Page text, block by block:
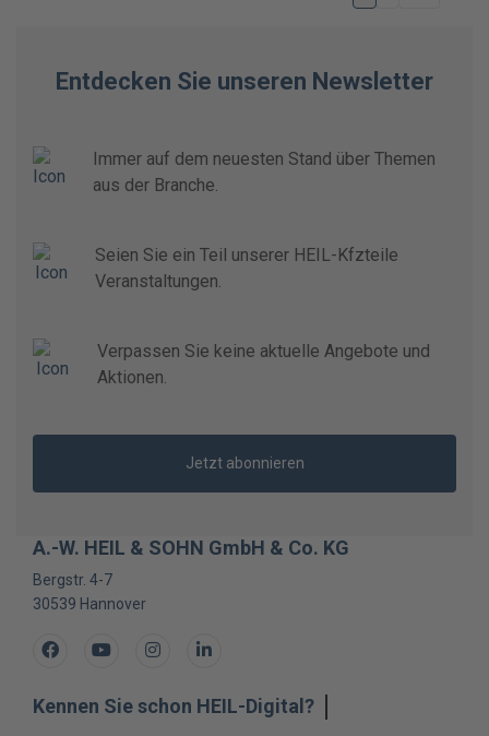
Entdecken Sie unseren Newsletter
Immer auf dem neuesten Stand über Themen
aus der Branche.
Seien Sie ein Teil unserer HEIL-Kfzteile
Veranstaltungen.
Verpassen Sie keine aktuelle Angebote und
Aktionen.
Jetzt abonnieren
A.-W. HEIL & SOHN GmbH & Co. KG
Bergstr. 4-7
30539 Hannover
FacebookYoutubeInstagramLinkedIn
Kennen Sie schon HEIL-Digital?